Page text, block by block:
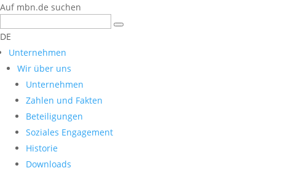
Auf mbn.de suchen
DE
Unternehmen
Wir über uns
Unternehmen
Zahlen und Fakten
Beteiligungen
Soziales Engagement
Historie
Downloads